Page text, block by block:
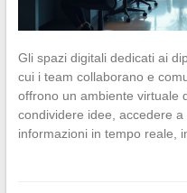
Gli spazi digitali dedicati ai
cui i team collaborano e
offrono un ambiente virtuale
condividere idee, accedere
informazioni in tempo reale,